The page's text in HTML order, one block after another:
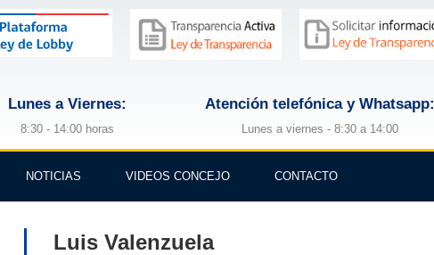
Lunes a Viernes:
8:30 - 14:00 horas
Atención telefónica y Whatsapp:
Lunes a viernes - 8:30 a 14:00
NOTICIAS VIDEOS CONCEJO CONTACTO
Luis Valenzuela